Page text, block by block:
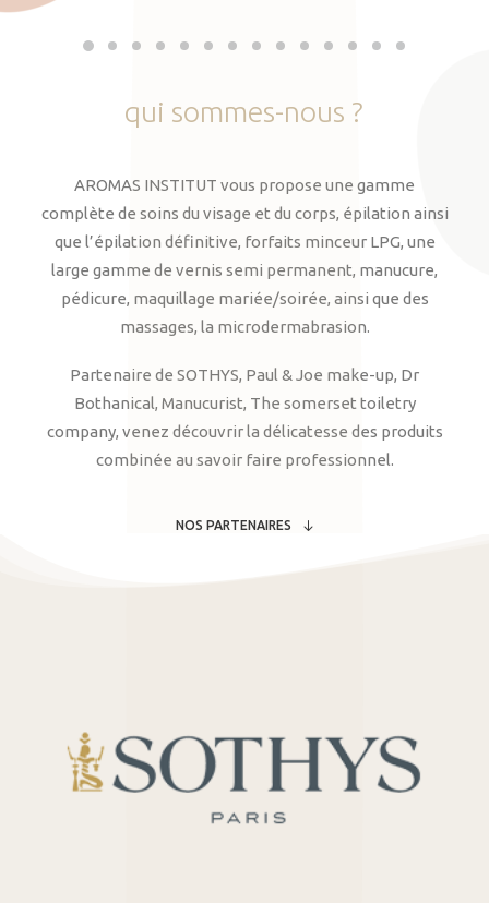
qui sommes-nous ?
AROMAS INSTITUT vous propose une gamme
complète de soins du visage et du corps, épilation ainsi
que l’épilation définitive, forfaits minceur LPG, une
large gamme de vernis semi permanent, manucure,
pédicure, maquillage mariée/soirée, ainsi que des
massages, la microdermabrasion.
Partenaire de SOTHYS, Paul & Joe make-up, Dr
Bothanical, Manucurist, The somerset toiletry
company, venez découvrir la délicatesse des produits
combinée au savoir faire professionnel.
NOS PARTENAIRES